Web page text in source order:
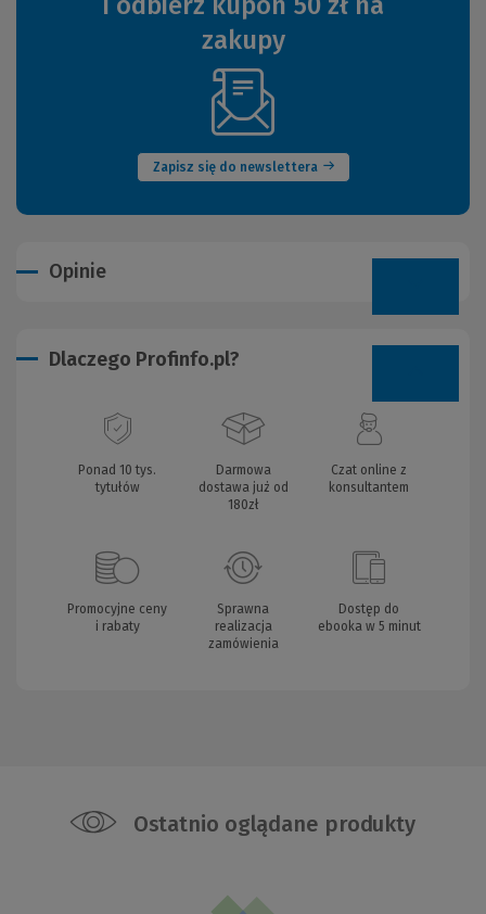
zakupy
Zapisz się do newslettera
(Nowe
okno)
Opinie
Dlaczego Profinfo.pl?
Ponad 10 tys.
tytułów
Darmowa
dostawa już od
180zł
Czat online z
konsultantem
Promocyjne ceny
i rabaty
Sprawna
realizacja
zamówienia
Dostęp do
ebooka w 5 minut
Ostatnio oglądane produkty